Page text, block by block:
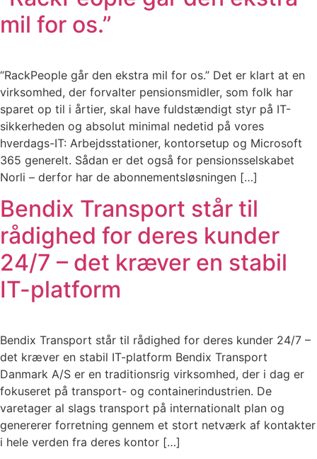
mil for os.”
“RackPeople går den ekstra mil for os.” Det er klart at en
virksomhed, der forvalter pensionsmidler, som folk har
sparet op til i årtier, skal have fuldstændigt styr på IT-
sikkerheden og absolut minimal nedetid på vores
hverdags-IT: Arbejdsstationer, kontorsetup og Microsoft
365 generelt. Sådan er det også for pensionsselskabet
Norli – derfor har de abonnementsløsningen […]
Bendix Transport står til
rådighed for deres kunder
24/7 – det kræver en stabil
IT-platform
Bendix Transport står til rådighed for deres kunder 24/7 –
det kræver en stabil IT-platform Bendix Transport
Danmark A/S er en traditionsrig virksomhed, der i dag er
fokuseret på transport- og containerindustrien. De
varetager al slags transport på internationalt plan og
genererer forretning gennem et stort netværk af kontakter
i hele verden fra deres kontor […]